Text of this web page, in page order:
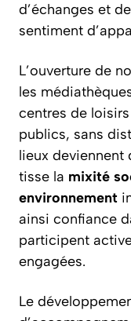
d’échanges et
sentiment
L’ouverture de
les
centres de
publics, sans
lieux deviennent
tisse la mixité
environnement
ainsi confiance
participent
engagées.
Le